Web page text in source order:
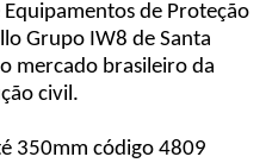
de Proteção
Grupo IW8 de Santa
mercado brasileiro da
civil.
350mm código 4809